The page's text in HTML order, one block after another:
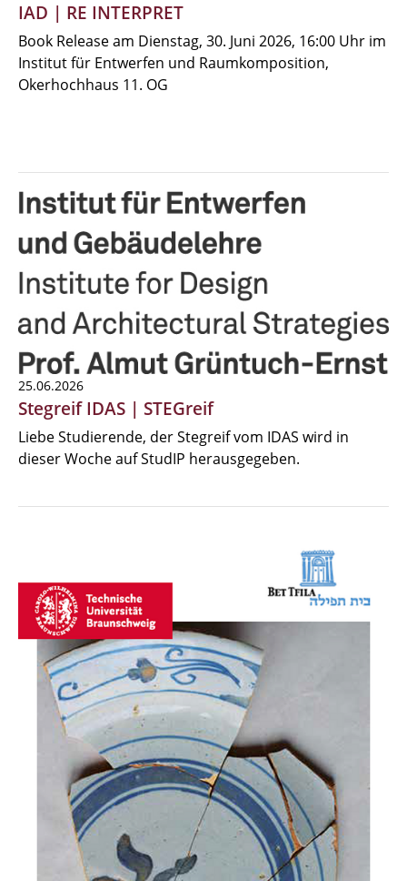
IAD | RE INTERPRET
Book Release am Dienstag, 30. Juni 2026, 16:00 Uhr im
Institut für Entwerfen und Raumkomposition,
Okerhochhaus 11. OG
25.06.2026
Stegreif IDAS | STEGreif
Liebe Studierende, der Stegreif vom IDAS wird in
dieser Woche auf StudIP herausgegeben.